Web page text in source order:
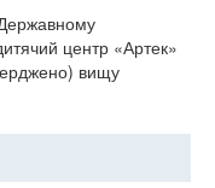
центр «Артек»
вищу